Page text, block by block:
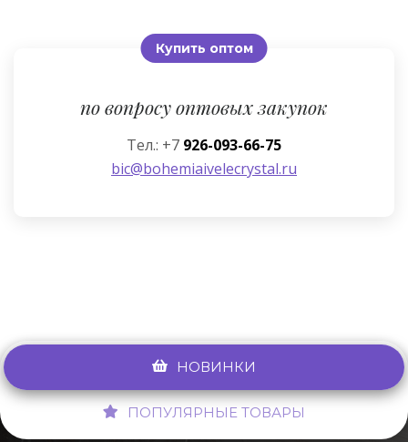
Купить оптом
по вопросу оптовых закупок
Тел.: +7 926-093-66-75
bic@bohemiaivelecrystal.ru
НОВИНКИ
ПОПУЛЯРНЫЕ ТОВАРЫ